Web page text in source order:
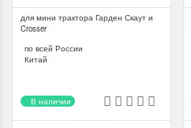
для мини трактора Гарден Скаут и
Crosser
по всей России
Китай
В наличии